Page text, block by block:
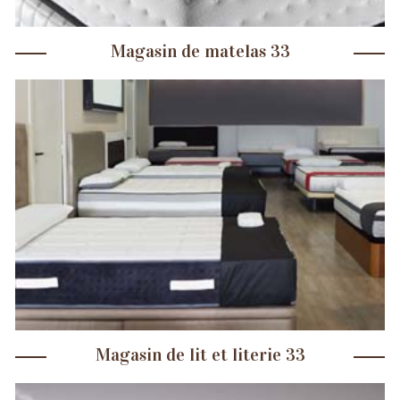
Magasin de matelas 33
Magasin de lit et literie 33